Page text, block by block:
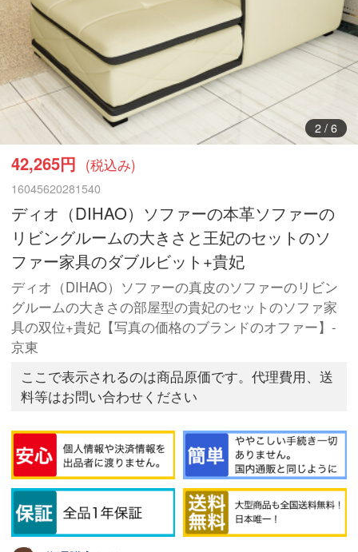
3/ 6
42,265円 (税込み)
16045620281540
ディオ（DIHAO）ソファーの本革ソファーの
リビングルームの大きさと王妃のセットのソ
ファー家具のダブルビット+貴妃
ディオ（DIHAO）ソファーの真皮のソファーのリビン
グルームの大きさの部屋型の貴妃のセットのソファ家
具の双位+貴妃【写真の価格のブランドのオファー】-
京東
ここで表示されるのは商品原価です。代理費用、送
料等はお問い合わせください